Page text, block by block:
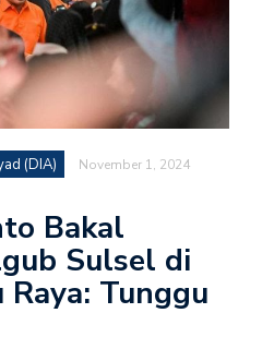
(DIA) November 1, 2024
Bakal
Sulsel di
Tunggu